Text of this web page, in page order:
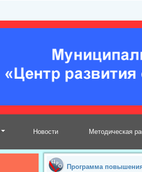
Новости Методическая
Программа